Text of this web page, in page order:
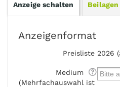
Anzeige schalten
Anzeigenformat
Preisliste 2026
Medium
(Mehrfachauswahl ist